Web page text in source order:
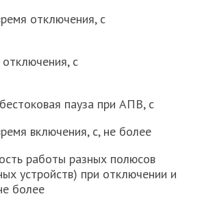
отключения, с
с
пауза при АПВ, с
включения, с, не более
работы разных полюсов
устройств) при отключении и
более